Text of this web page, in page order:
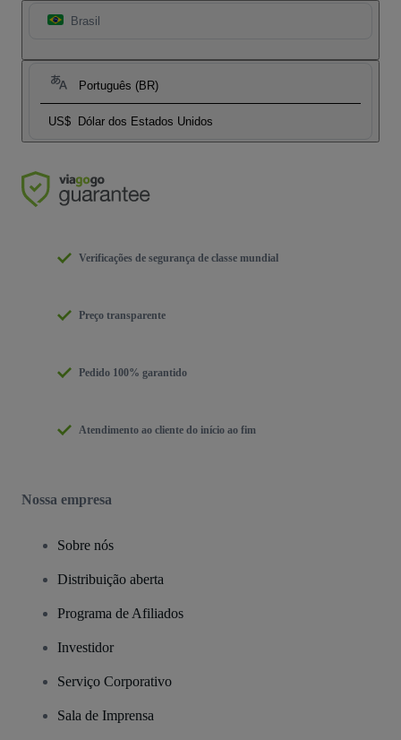
Brasil
Português (BR)
US$ Dólar dos Estados Unidos
Verificações de segurança de classe mundial
Preço transparente
Pedido 100% garantido
Atendimento ao cliente do início ao fim
Nossa empresa
Sobre nós
Distribuição aberta
Programa de Afiliados
Investidor
Serviço Corporativo
Sala de Imprensa